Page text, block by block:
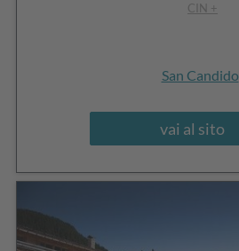
CIN +
San Candido
vai al sito